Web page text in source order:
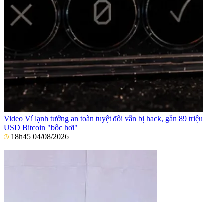
Video Ví lạnh tưởng an toàn tuyệt đối vẫn bị hack, gần 89 triệu
USD Bitcoin "bốc hơi"
18h45 04/08/2026